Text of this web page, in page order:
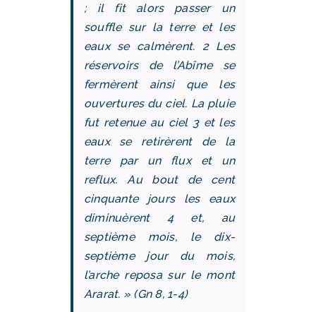
; il fit alors passer un
souffle sur la terre et les
eaux se calmèrent. 2 Les
réservoirs de l’Abîme se
fermèrent ainsi que les
ouvertures du ciel. La pluie
fut retenue au ciel 3 et les
eaux se retirèrent de la
terre par un flux et un
reflux. Au bout de cent
cinquante jours les eaux
diminuèrent 4 et, au
septième mois, le dix-
septième jour du mois,
l’arche reposa sur le mont
Ararat. » (Gn 8, 1‑4)